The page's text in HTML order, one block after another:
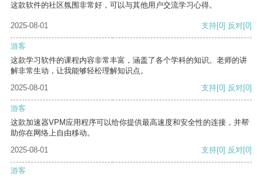
这款软件的社区氛围非常好，可以与其他用户交流学习心得。
2025-08-01 支持[0] 反对[0]
游客
这款学习软件的课程内容非常丰富，涵盖了各个学科的知识。老师的讲
解非常生动，让我能够轻松理解知识点。
2025-08-01
支持[0] 反对[0]
游客
这款加速器VPM应用程序可以给你提供最高速度和安全性的连接，并帮
助你在网络上自由移动。
2025-08-01
支持[0] 反对[0]
游客